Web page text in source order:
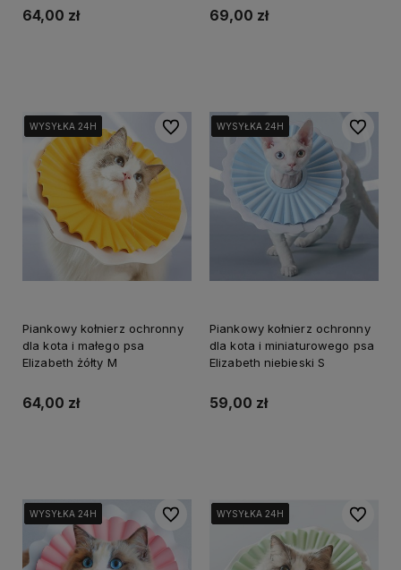
64,00 zł 69,00 zł
WYSYŁKA 24H
WYSYŁKA 24H
WYSYŁKA 24H
WYSYŁKA 24H
Piankowy kołnierz ochronny
dla kota i małego psa
Elizabeth żółty M
64,00 zł
Do ulubionychWYSYŁKA 24H
WYSYŁKA 24H
WYSYŁKA 24H
WYSYŁKA 24H
Piankowy kołnierz ochronny
dla kota i miniaturowego psa
Elizabeth niebieski S
59,00 zł
Do
WYSYŁKA 24H
WYSYŁKA 24H
WYSYŁKA 24H
WYSYŁKA 24H
WYSYŁKA 24H Do ulubionychWYSYŁKA 24H
WYSYŁKA 24H
WYSYŁKA 24H
WYSYŁKA 24H
WYSYŁKA 24H Do